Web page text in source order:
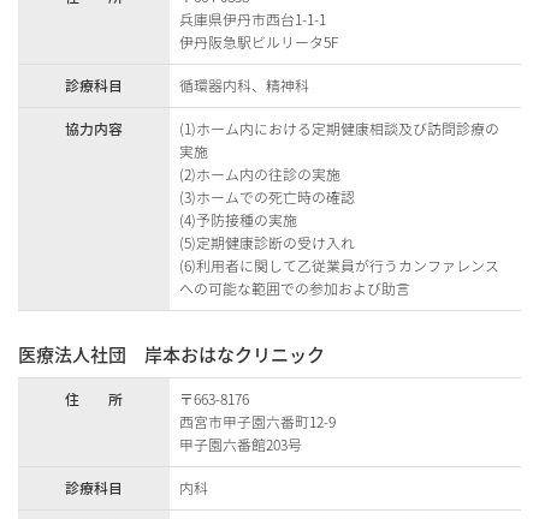
兵庫県伊丹市西台1-1-1
伊丹阪急駅ビルリータ5F
診療科目
循環器内科、精神科
協力内容
(1)ホーム内における定期健康相談及び訪問診療の
実施
(2)ホーム内の往診の実施
(3)ホームでの死亡時の確認
(4)予防接種の実施
(5)定期健康診断の受け入れ
(6)利用者に関して乙従業員が行うカンファレンス
への可能な範囲での参加および助言
医療法人社団 岸本おはなクリニック
住 所
〒663-8176
西宮市甲子園六番町12-9
甲子園六番館203号
診療科目
内科